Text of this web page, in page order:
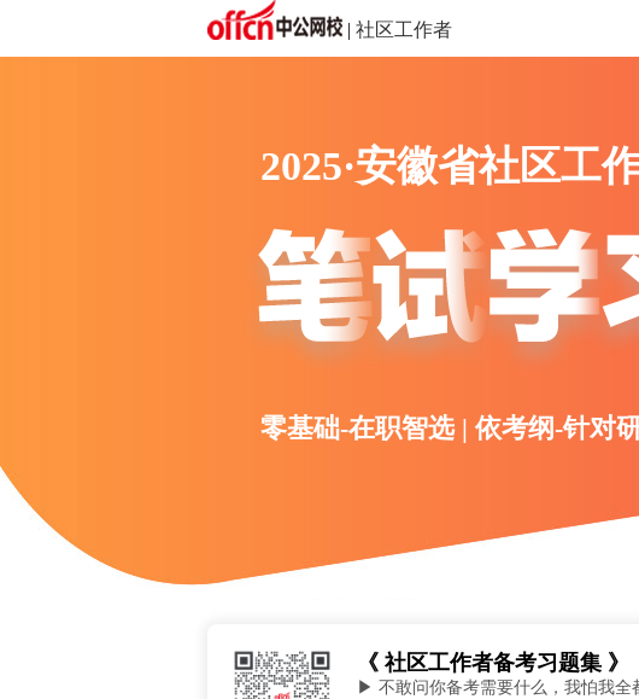
| 社区工作者
2025·安徽省社区工
零基础-在职智选 | 依考纲-针对
《 社区工作者备考习题集 》
▶ 不敢问你备考需要什么，我怕我全